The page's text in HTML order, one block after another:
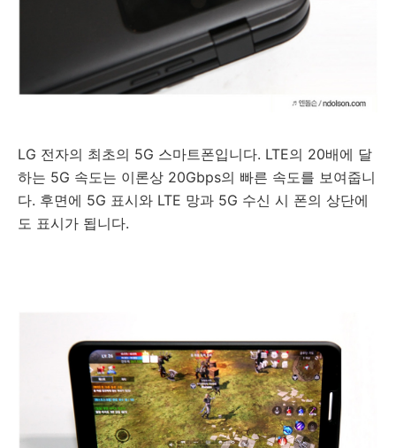
LG 전자의 최초의 5G 스마트폰입니다. LTE의 20배에 달
하는 5G 속도는 이론상 20Gbps의 빠른 속도를 보여줍니
다. 후면에 5G 표시와 LTE 망과 5G 수신 시 폰의 상단에
도 표시가 됩니다.